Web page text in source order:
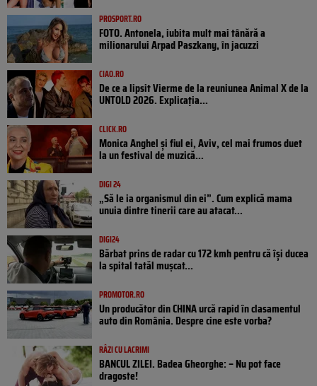
PROSPORT.RO
FOTO. Antonela, iubita mult mai tânără a
milionarului Arpad Paszkany, în jacuzzi
CIAO.RO
De ce a lipsit Vierme de la reuniunea Animal X de la
UNTOLD 2026. Explicația...
CLICK.RO
Monica Anghel și fiul ei, Aviv, cel mai frumos duet
la un festival de muzică...
DIGI 24
„Să le ia organismul din ei”. Cum explică mama
unuia dintre tinerii care au atacat...
DIGI24
Bărbat prins de radar cu 172 kmh pentru că își ducea
la spital tatăl muşcat...
PROMOTOR.RO
Un producător din CHINA urcă rapid în clasamentul
auto din România. Despre cine este vorba?
RÂZI CU LACRIMI
BANCUL ZILEI. Badea Gheorghe: – Nu pot face
dragoste!